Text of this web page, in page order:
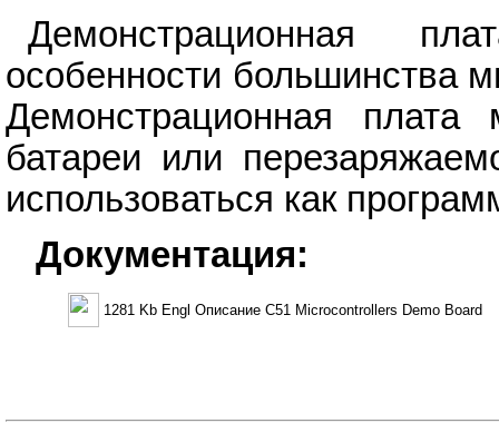
Демонстрационная
особенности большинства
Демонстрационная
батареи или
использоваться как
Документация:
1281 Kb Engl Описание C51 Microcontrollers Demo Board